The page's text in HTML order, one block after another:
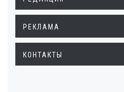
РЕКЛАМА
КОНТАКТЫ